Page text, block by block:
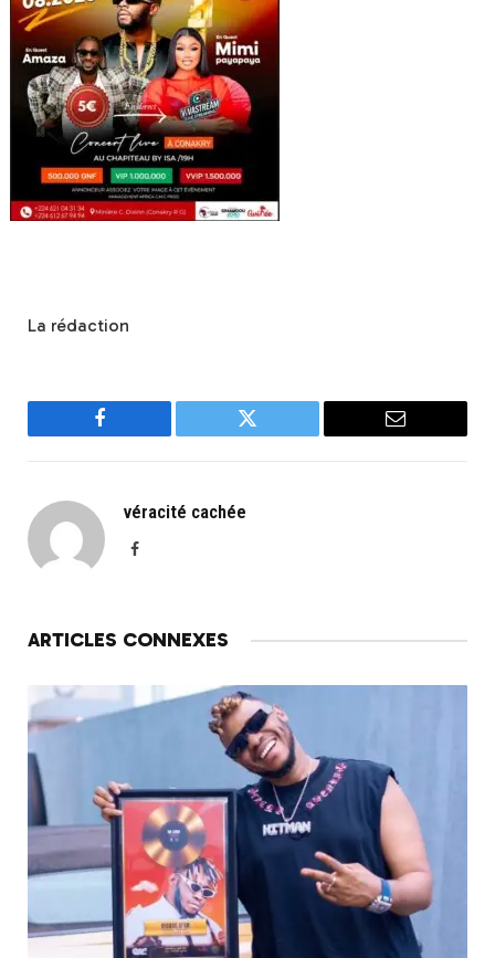
La rédaction
Facebook Twitter Email
véracité cachée
Facebook
ARTICLES CONNEXES